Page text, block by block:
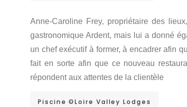
Anne-Caroline Frey, propriétaire des
gastronomique Ardent, mais lui a donné
un chef exécutif à former, à encadrer afin
fait en sorte afin que ce nouveau
répondent aux attentes de la clientèle
Piscine ©Loire Valley Lodges